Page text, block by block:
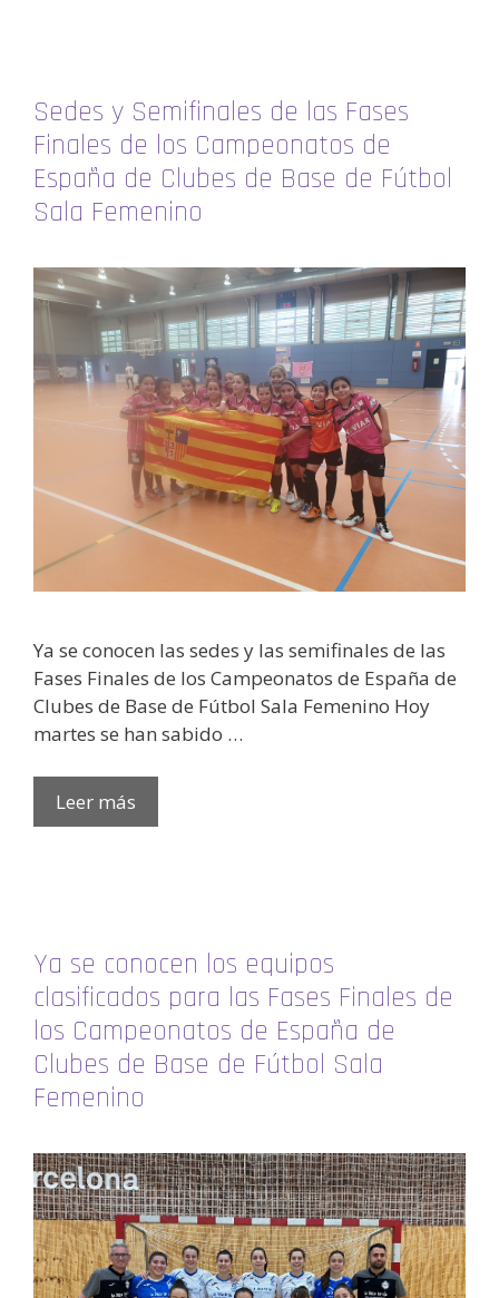
Sedes y Semifinales de las Fases
Finales de los Campeonatos de
España de Clubes de Base de Fútbol
Sala Femenino
Ya se conocen las sedes y las semifinales de las
Fases Finales de los Campeonatos de España de
Clubes de Base de Fútbol Sala Femenino Hoy
martes se han sabido …
Leer más
Ya se conocen los equipos
clasificados para las Fases Finales de
los Campeonatos de España de
Clubes de Base de Fútbol Sala
Femenino